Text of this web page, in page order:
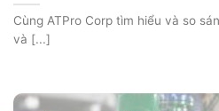
Cùng ATPro Corp tìm hiểu và so
và [...]